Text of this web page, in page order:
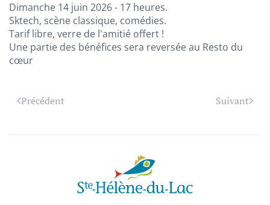
Dimanche 14 juin 2026 - 17 heures.
Sktech, scène classique, comédies.
Tarif libre, verre de l'amitié offert !
Une partie des bénéfices sera reversée au Resto du
cœur
Précédent Suivant